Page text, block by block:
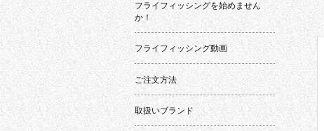
フライフィッシングを始めません
か！
フライフィッシング動画
ご注文方法
取扱いブランド